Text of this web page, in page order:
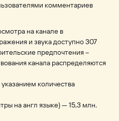
комментариев
на канале в
и звука доступно 307
предпочтения –
канала распределяются
количества
на англ языке) — 15,3 млн.